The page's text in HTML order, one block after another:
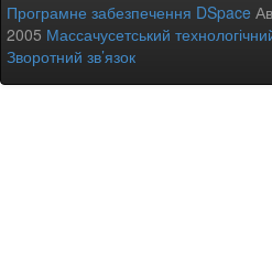
Програмне забезпечення DSpace
2005 Массачусетський
Зворотний зв’язок